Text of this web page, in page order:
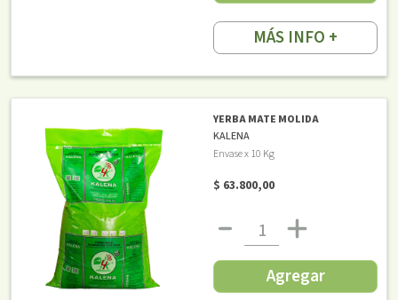
MÁS INFO +
YERBA MATE MOLIDA
KALENA
Envase x 10 Kg
$ 63.800,00
Agregar